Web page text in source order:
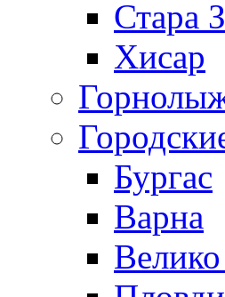
Стара
Хисар
Бургас
Варна